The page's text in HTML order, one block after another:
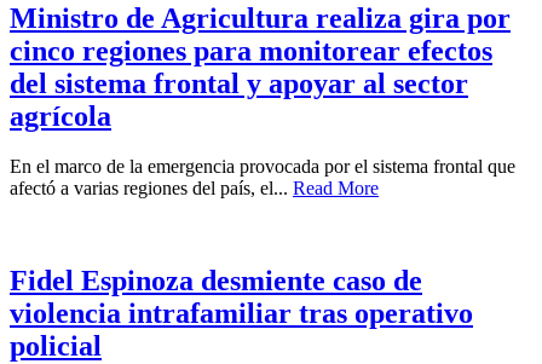
Ministro de Agricultura realiza gira por
cinco regiones para monitorear efectos
del sistema frontal y apoyar al sector
agrícola
En el marco de la emergencia provocada por el sistema frontal que
afectó a varias regiones del país, el... Read More
Fidel Espinoza desmiente caso de
violencia intrafamiliar tras operativo
policial